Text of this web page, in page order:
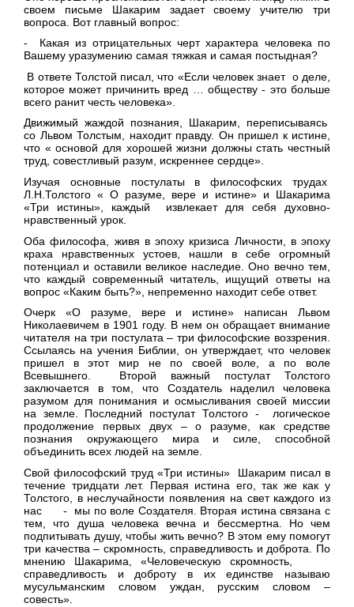
своем письме Шакарим задает своему учителю три
вопроса. Вот главный вопрос:
- Какая из отрицательных черт характера человека по
Вашему уразумению самая тяжкая и самая постыдная?
В ответе Толстой писал, что «Если человек знает о деле,
которое может причинить вред … обществу - это больше
всего ранит честь человека».
Движимый жаждой познания, Шакарим, переписываясь
со Львом Толстым, находит правду. Он пришел к истине,
что « основой для хорошей жизни должны стать честный
труд, совестливый разум, искреннее сердце».
Изучая основные постулаты в философских трудах
Л.Н.Толстого « О разуме, вере и истине» и Шакарима
«Три истины», каждый извлекает для себя духовно-
нравственный урок.
Оба философа, живя в эпоху кризиса Личности, в эпоху
краха нравственных устоев, нашли в себе огромный
потенциал и оставили великое наследие. Оно вечно тем,
что каждый современный читатель, ищущий ответы на
вопрос «Каким быть?», непременно находит себе ответ.
Очерк «О разуме, вере и истине» написан Львом
Николаевичем в 1901 году. В нем он обращает внимание
читателя на три постулата – три философские воззрения.
Ссылаясь на учения Библии, он утверждает, что человек
пришел в этот мир не по своей воле, а по воле
Всевышнего. Второй важный постулат Толстого
заключается в том, что Создатель наделил человека
разумом для понимания и осмысливания своей миссии
на земле. Последний постулат Толстого - логическое
продолжение первых двух – о разуме, как средстве
познания окружающего мира и силе, способной
объединить всех людей на земле.
Свой философский труд «Три истины» Шакарим писал в
течение тридцати лет. Первая истина его, так же как у
Толстого, в неслучайности появления на свет каждого из
нас - мы по воле Создателя. Вторая истина связана с
тем, что душа человека вечна и бессмертна. Но чем
подпитывать душу, чтобы жить вечно? В этом ему помогут
три качества – скромность, справедливость и доброта. По
мнению Шакарима, «Человеческую скромность,
справедливость и доброту в их единстве называю
мусульманским словом уждан, русским словом –
совесть».